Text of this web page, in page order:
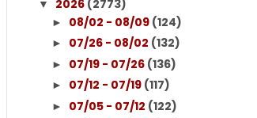
▼ 2026 (2773)
► 08/02 - 08/09 (124)
► 07/26 - 08/02 (132)
► 07/19 - 07/26 (136)
► 07/12 - 07/19 (117)
► 07/05 - 07/12 (122)